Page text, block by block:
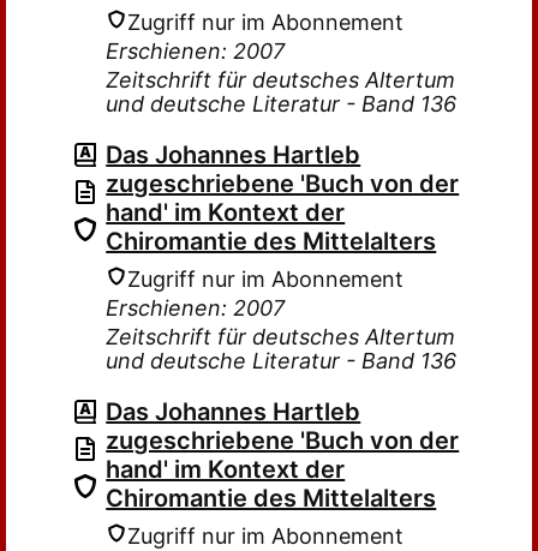
Zugriff nur im Abonnement
Erschienen: 2007
Zeitschrift für deutsches Altertum
und deutsche Literatur - Band 136
Das Johannes Hartleb
zugeschriebene 'Buch von der
hand' im Kontext der
Chiromantie des Mittelalters
Zugriff nur im Abonnement
Erschienen: 2007
Zeitschrift für deutsches Altertum
und deutsche Literatur - Band 136
Das Johannes Hartleb
zugeschriebene 'Buch von der
hand' im Kontext der
Chiromantie des Mittelalters
Zugriff nur im Abonnement